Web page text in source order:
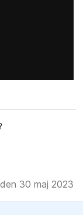
30 maj 2023